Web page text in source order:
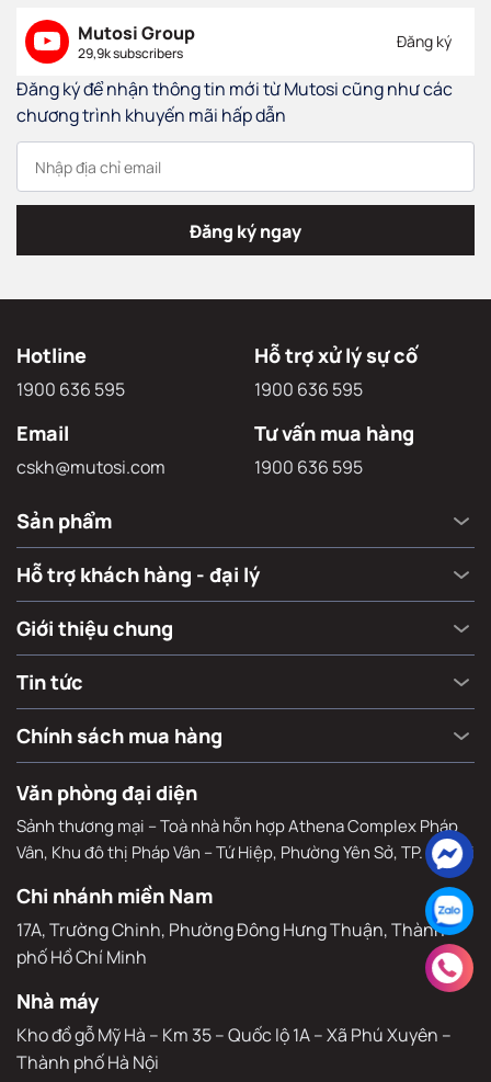
Mutosi Group
29,9k subscribers
Đăng ký
Đăng ký để nhận thông tin mới từ Mutosi cũng như các
chương trình khuyến mãi hấp dẫn
Đăng ký ngay
Hotline
1900 636 595
Hỗ trợ xử lý sự cố
1900 636 595
Email
cskh@mutosi.com
Tư vấn mua hàng
1900 636 595
Sản phẩm
Hỗ trợ khách hàng - đại lý
Giới thiệu chung
Tin tức
Chính sách mua hàng
Văn phòng đại diện
Sảnh thương mại – Toà nhà hỗn hợp Athena Complex Pháp
Vân, Khu đô thị Pháp Vân – Tứ Hiệp, Phường Yên Sở, TP. Hà Nội
Chi nhánh miền Nam
17A, Trường Chinh, Phường Đông Hưng Thuận, Thành
phố Hồ Chí Minh
Nhà máy
Kho đồ gỗ Mỹ Hà – Km 35 – Quốc lộ 1A – Xã Phú Xuyên –
Thành phố Hà Nội